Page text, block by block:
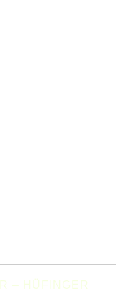
– HÜFINGER